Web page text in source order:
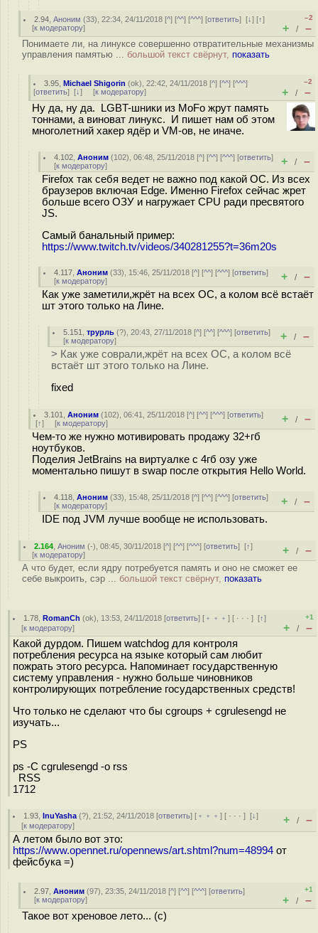
2.94 ,Аноним (33), 22:34, 24/11/2018 [^] [^^] [^^^] [ответить][↓] [↑]
[к модератору]
–2
+ / –
Понимаете ли, на линуксе совершенно отвратительные механизмы
управления памятью ... большой текст свёрнут, показать
3.95 ,Michael Shigorin (ok), 22:42, 24/11/2018 [^] [^^] [^^^]
[ответить] [↓] [к модератору]
–2
+ / –
Ну да, ну да. LGBT-шники из MoFo жрут память
тоннами, а виноват линукс. И пишет нам об этом
многолетний хакер ядёр и VM-ов, не иначе.
4.102 ,Аноним (102), 06:48, 25/11/2018 [^] [^^] [^^^] [ответить]
[к модератору] + / –
Firefox так себя ведет не важно под какой ОС. Из всех
браузеров включая Edge. Именно Firefox сейчас жрет
больше всего ОЗУ и нагружает CPU ради пресвятого
JS.
Самый банальный пример:
https://www.twitch.tv/videos/340281255?t=36m20s
4.117 ,Аноним (33), 15:46, 25/11/2018 [^] [^^] [^^^] [ответить]
[к модератору] + / –
Как уже заметили,жрёт на всех ОС, а колом всё встаёт
шт этого только на Лине.
5.151 ,трурль (?), 20:43, 27/11/2018 [^] [^^] [^^^] [ответить]
[к модератору] + / –
> Как уже соврали,жрёт на всех ОС, а колом всё
встаёт шт этого только на Лине.
fixed
3.101 ,Аноним (102), 06:41, 25/11/2018 [^] [^^] [^^^] [ответить]
[↑] [к модератору] + / –
Чем-то же нужно мотивировать продажу 32+гб
ноутбуков.
Поделия JetBrains на виртуалке с 4гб озу уже
моментально пишут в swap после открытия Hello World.
4.118 ,Аноним (33), 15:48, 25/11/2018 [^] [^^] [^^^] [ответить]
[к модератору] + / –
IDE под JVM лучше вообще не использовать.
2.164 ,Аноним (-), 08:45, 30/11/2018 [^] [^^] [^^^] [ответить][↑]
[к модератору] + / –
А что будет, если ядру потребуется память и оно не сможет ее
себе выкроить, сэр ... большой текст свёрнут, показать
1.78 ,RomanCh (ok), 13:53, 24/11/2018 [ответить] [ ﹢﹢﹢] [ · · ·][↑]
[к модератору]
+1
+ / –
Какой дурдом. Пишем watchdog для контроля
потребления ресурса на языке который сам любит
пожрать этого ресурса. Напоминает государственную
систему управления - нужно больше чиновников
контролирующих потребление государственных средств!
Что только не сделают что бы cgroups + cgrulesengd не
изучать...
PS
ps -C cgrulesengd -o rss
RSS
1712
1.93 ,InuYasha (?), 21:52, 24/11/2018 [ответить] [ ﹢﹢﹢] [ · · ·][↓]
[к модератору] + / –
А летом было вот это:
https://www.opennet.ru/opennews/art.shtml?num=48994 от
фейсбука =)
2.97 ,Аноним (97), 23:35, 24/11/2018 [^] [^^] [^^^] [ответить]
[к модератору]
+1
+ / –
Такое вот хреновое лето... (с)